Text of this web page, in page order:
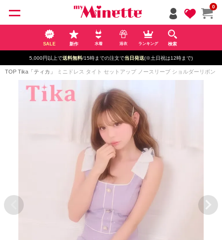
0
SALE 新作 水着 浴衣 ランキング 検索
5,000円以上で送料無料/15時までの注文で当日発送(※土日祝は12時まで)
TOP Tika「ティカ」 ミニドレス タイト セットアップ ノースリーブ ショルダーリボン
ペー
ジト
ップ